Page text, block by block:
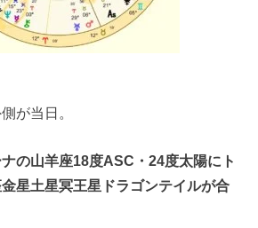
が当日。
の山羊座18度ASC・24度太陽にト
星土星冥王星ドラゴンテイルが合